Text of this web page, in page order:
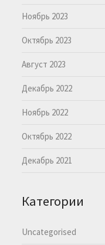
Ноябрь 2023
Октябрь 2023
Август 2023
Декабрь 2022
Ноябрь 2022
Октябрь 2022
Декабрь 2021
Категории
Uncategorised